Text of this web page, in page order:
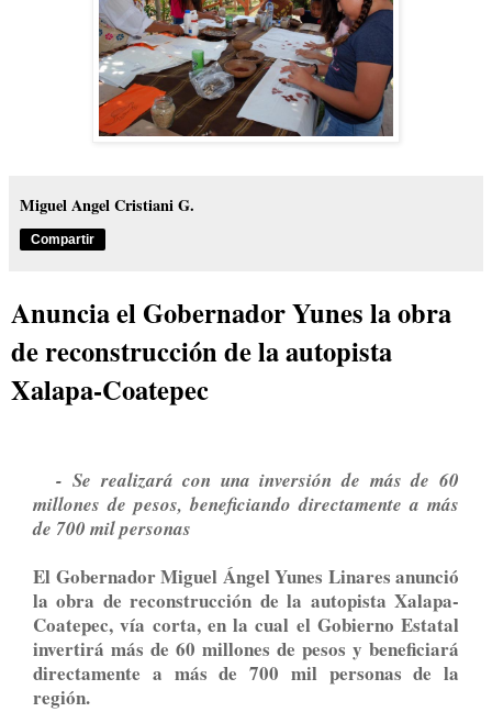
Miguel Angel Cristiani G.
Compartir
Anuncia el Gobernador Yunes la obra
de reconstrucción de la autopista
Xalapa-Coatepec
- Se realizará con una inversión de más de 60
millones de pesos, beneficiando directamente a más
de 700 mil personas
El Gobernador Miguel Ángel Yunes Linares anunció
la obra de reconstrucción de la autopista Xalapa-
Coatepec, vía corta, en la cual el Gobierno Estatal
invertirá más de 60 millones de pesos y beneficiará
directamente a más de 700 mil personas de la
región.